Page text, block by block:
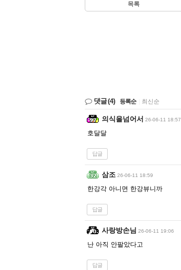
목록
댓글(4) 등록순 최신순
의식을넘어서 26-06-11 18:57
호달달
답글
삼조 26-06-11 18:59
한강각 아니면 한강뷰니까
답글
사랑방손님 26-06-11 19:06
난 아직 안팔았다고
답글